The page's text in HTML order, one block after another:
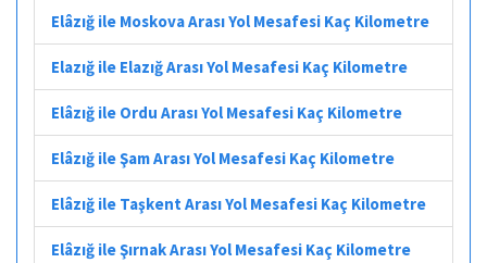
Elâzığ ile Moskova Arası Yol Mesafesi Kaç Kilometre
Elazığ ile Elazığ Arası Yol Mesafesi Kaç Kilometre
Elâzığ ile Ordu Arası Yol Mesafesi Kaç Kilometre
Elâzığ ile Şam Arası Yol Mesafesi Kaç Kilometre
Elâzığ ile Taşkent Arası Yol Mesafesi Kaç Kilometre
Elâzığ ile Şırnak Arası Yol Mesafesi Kaç Kilometre